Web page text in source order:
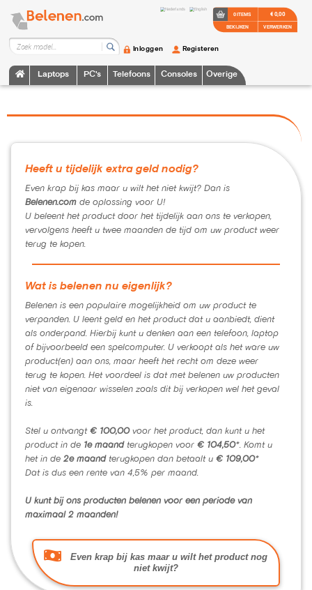
Laptops PC's Telefoons Consoles Overige
Inloggen Registeren
0 ITEMS
BEKIJKEN
€ 0,00
VERWERKEN
Heeft u tijdelijk extra geld nodig?
Even krap bij kas maar u wilt het niet kwijt? Dan is
Belenen.com de oplossing voor U!
U beleent het product door het tijdelijk aan ons te verkopen,
vervolgens heeft u twee maanden de tijd om uw product weer
terug te kopen.
Wat is belenen nu eigenlijk?
Belenen is een populaire mogelijkheid om uw product te
verpanden. U leent geld en het product dat u aanbiedt, dient
als onderpand. Hierbij kunt u denken aan een telefoon, laptop
of bijvoorbeeld een spelcomputer. U verkoopt als het ware uw
product(en) aan ons, maar heeft het recht om deze weer
terug te kopen. Het voordeel is dat met belenen uw producten
niet van eigenaar wisselen zoals dit bij verkopen wel het geval
is.
Stel u ontvangt € 100,00voor het product, dan kunt u het
product in de 1e maandterugkopen voor € 104,50*. Komt u
het in de 2e maandterugkopen dan betaalt u € 109,00*
Dat is dus een rente van 4,5% per maand.
U kunt bij ons producten belenen voor een periode van
maximaal 2 maanden!
Even krap bij kas maar u wilt het product nog
niet kwijt?